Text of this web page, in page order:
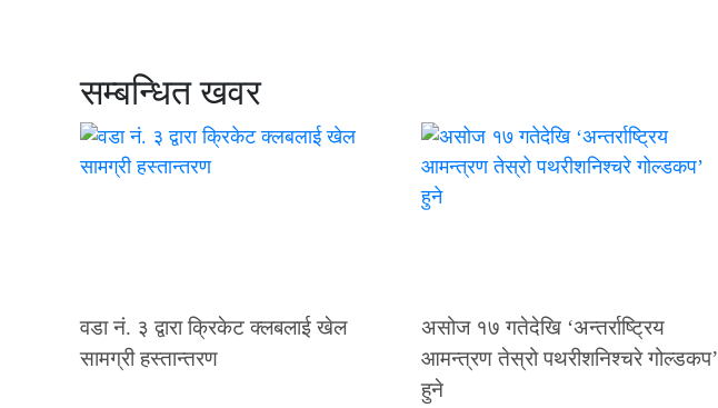
सम्बन्धित खवर
वडा नं. ३ द्वारा क्रिकेट क्लबलाई खेल
सामग्री हस्तान्तरण
असोज १७ गतेदेखि ‘अन्तर्राष्ट्रिय
आमन्त्रण तेस्रो पथरीशनिश्चरे गोल्डकप’
हुने